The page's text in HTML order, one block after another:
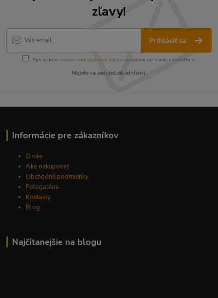
zľavy!
Prihlásiť sa
Súhlasím sospracovaním osobných údajov za účelom zasielania newslettera.
Môžete sa kedykoľvek odhlásiť.
Informácie pre zákazníkov
O nás
Ako nakupovať
Obchodné podmienky
Fotogaléria
Kontakty
Blog
Najčítanejšie na blogu